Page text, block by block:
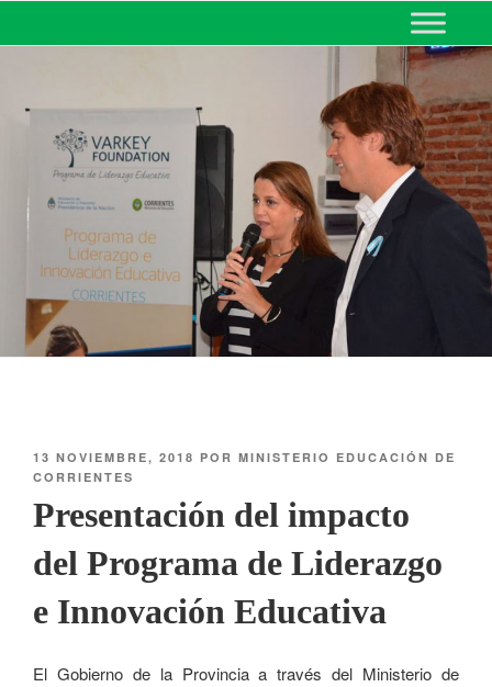
MINISTERIO DE EDUCACIÓN
DE CORRIENTES
13 NOVIEMBRE, 2018 POR MINISTERIO EDUCACIÓN DE
CORRIENTES
Presentación del impacto
del Programa de Liderazgo
e Innovación Educativa
El Gobierno de la Provincia a través del Ministerio de